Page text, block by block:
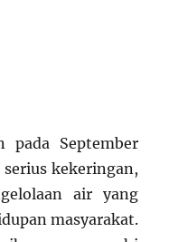
September
kekeringan,
air yang
masyarakat.